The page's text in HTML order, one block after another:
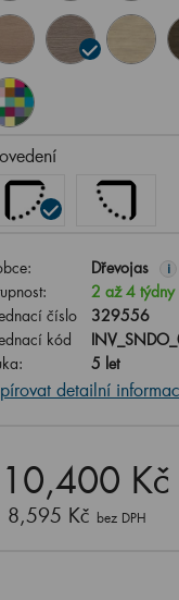
Dřevojas i
2 až 4 týdny
číslo
329556
kód
5 let
detailní
10,400 Kč
8,595 Kč bez DPH